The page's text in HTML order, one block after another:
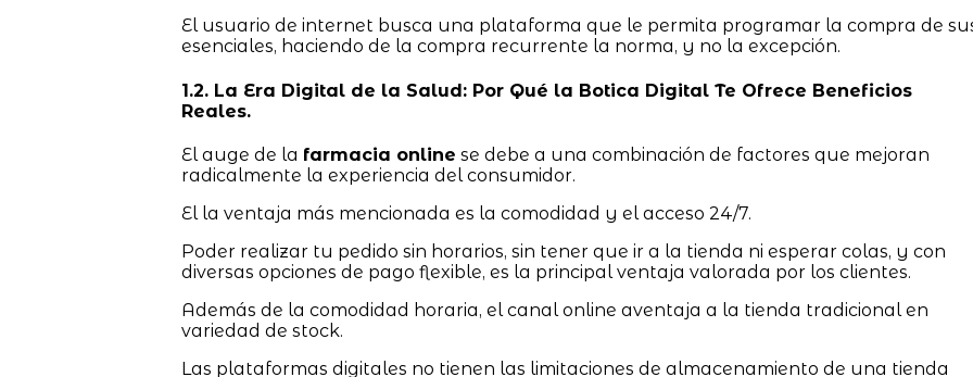
El usuario de internet busca una plataforma que le permita programar la compra de
esenciales, haciendo de la compra recurrente la norma, y no la excepción.
1.2. La Era Digital de la Salud: Por Qué la Botica Digital Te Ofrece Beneficios
Reales.
El auge de la farmacia online se debe a una combinación de factores que mejoran
radicalmente la experiencia del consumidor.
El la ventaja más mencionada es la comodidad y el acceso 24/7.
Poder realizar tu pedido sin horarios, sin tener que ir a la tienda ni esperar colas, y con
diversas opciones de pago flexible, es la principal ventaja valorada por los clientes.
Además de la comodidad horaria, el canal online aventaja a la tienda tradicional en
variedad de stock.
Las plataformas digitales no tienen las limitaciones de almacenamiento de una tienda